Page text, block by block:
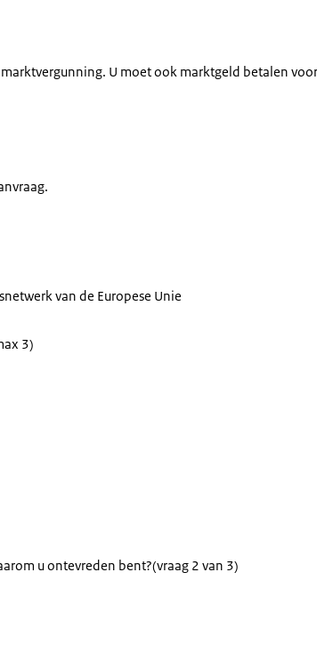
U moet ook marktgeld betalen
van de Europese Unie
3)
u ontevreden bent?(vraag 2 van 3)